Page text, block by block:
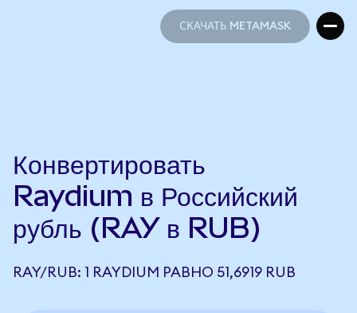
СКАЧАТЬ METAMASK
Конвертировать
Raydium в Российский
рубль (RAY в RUB)
RAY/RUB: 1 RAYDIUM РАВНО 51,6919 RUB